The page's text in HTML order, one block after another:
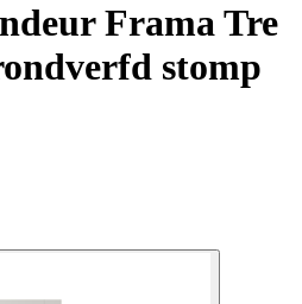
Frama Tre
stomp